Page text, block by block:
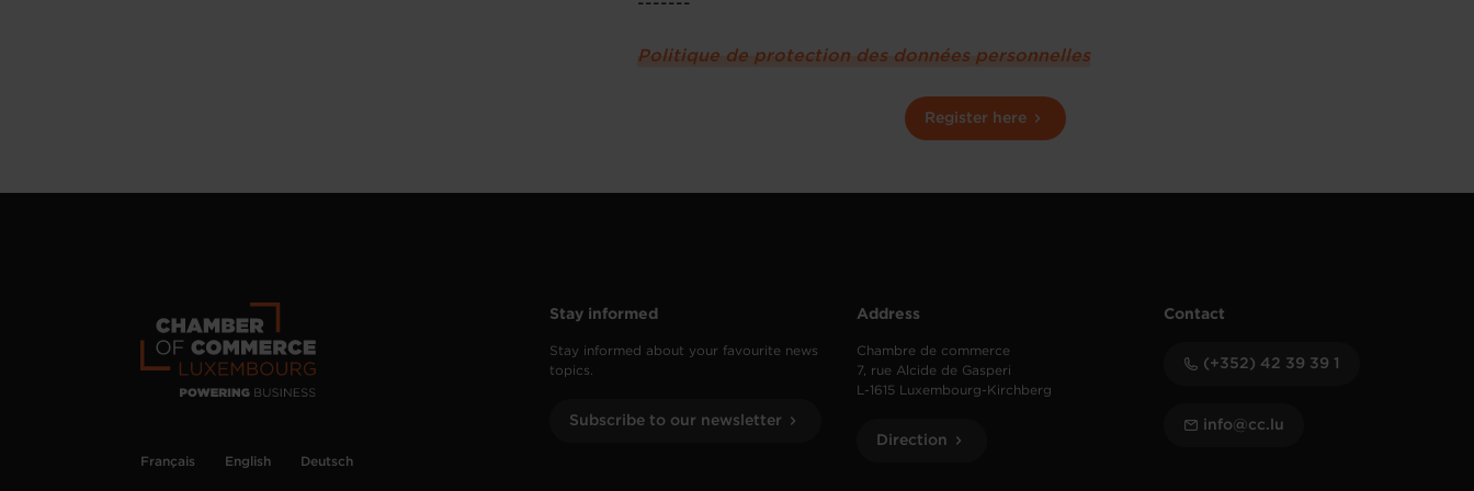
-------
Politique de protection des données personnelles
Register here
Français English Deutsch
Stay informed
Stay informed about your favourite news
topics.
Subscribe to our newsletter
Address
Chambre de commerce
7, rue Alcide de Gasperi
L-1615 Luxembourg-Kirchberg
Direction
Contact
(+352) 42 39 39 1
info@cc.lu